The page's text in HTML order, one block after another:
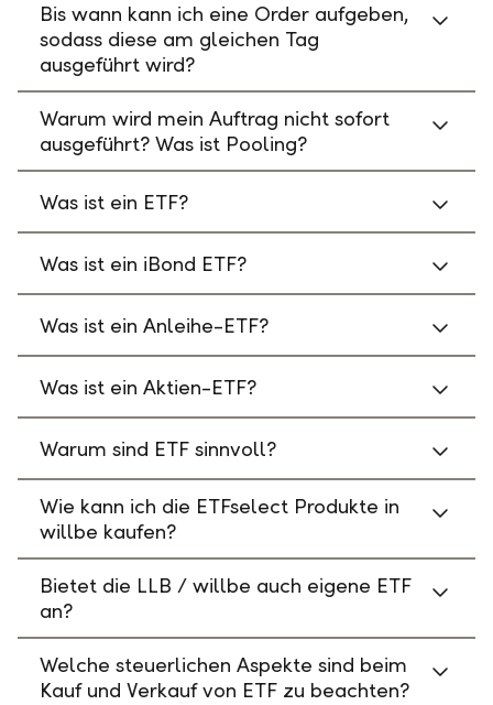
Bis wann kann ich eine Order aufgeben,
sodass diese am gleichen Tag
ausgeführt wird?
Warum wird mein Auftrag nicht sofort
ausgeführt? Was ist Pooling?
Was ist ein ETF?
Was ist ein iBond ETF?
Was ist ein Anleihe-ETF?
Was ist ein Aktien-ETF?
Warum sind ETF sinnvoll?
Wie kann ich die ETFselect Produkte in
willbe kaufen?
Bietet die LLB / willbe auch eigene ETF
an?
Welche steuerlichen Aspekte sind beim
Kauf und Verkauf von ETF zu beachten?